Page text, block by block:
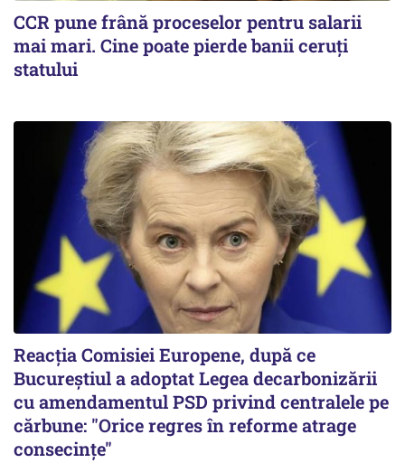
CCR pune frână proceselor pentru salarii
mai mari. Cine poate pierde banii ceruți
statului
Reacția Comisiei Europene, după ce
Bucureștiul a adoptat Legea decarbonizării
cu amendamentul PSD privind centralele pe
cărbune: "Orice regres în reforme atrage
consecințe"